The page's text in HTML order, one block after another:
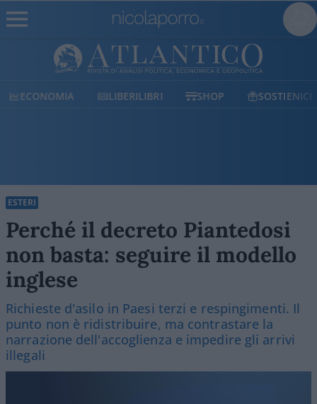
ECONOMIA LIBERILIBRI SHOP SOSTIENICI
ESTERI
Perché il decreto Piantedosi
non basta: seguire il modello
inglese
Richieste d'asilo in Paesi terzi e respingimenti. Il
punto non è ridistribuire, ma contrastare la
narrazione dell'accoglienza e impedire gli arrivi
illegali